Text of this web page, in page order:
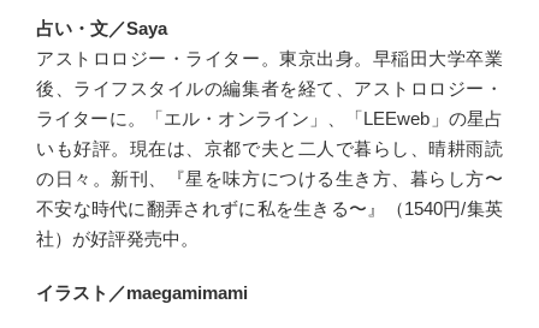
占い・文／Saya
アストロロジー・ライター。東京出身。早稲田大学卒業
後、ライフスタイルの編集者を経て、アストロロジー・
ライターに。「エル・オンライン」、「LEEweb」の星占
いも好評。現在は、京都で夫と二人で暮らし、晴耕雨読
の日々。新刊、『星を味方につける生き方、暮らし方〜
不安な時代に翻弄されずに私を生きる〜』（1540円/集英
社）が好評発売中。
イラスト／maegamimami